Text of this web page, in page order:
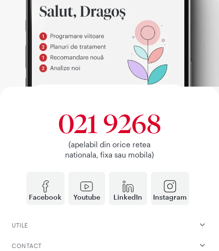
Facebook Youtube LinkedIn Instagram
021 9268
(apelabil din orice retea
nationala, fixa sau mobila)
UTILE
CONTACT